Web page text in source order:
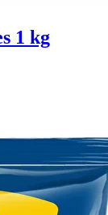
1 kg